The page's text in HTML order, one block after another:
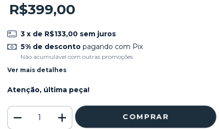
R$399,00
3 x de R$133,00 sem juros
5% de descontopagando com Pix
Não acumulável com outras promoções
Ver mais detalhes
Atenção, última peça!